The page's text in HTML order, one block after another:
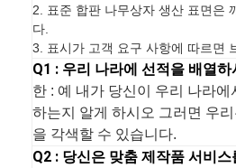
2. 표준 합판 나무상자 생산 표면은
다.
3. 표시가 고객 요구 사항에 따르면
Q1 : 우리 나라에 선적을 배열
한 : 예 내가 당신이 우리 나라
하는지 알게 하시오 그러면 우
을 각색할 수 있습니다.
Q2 : 당신은 맞춤 제작품 서비